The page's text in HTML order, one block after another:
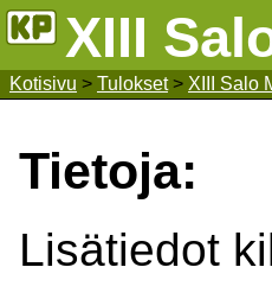
XIII
Kotisivu > Tulokset> XIII Salo
Tietoja:
Lisätiedot